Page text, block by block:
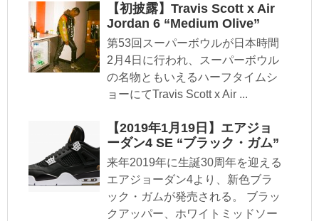
【初披露】Travis Scott x Air
Jordan 6 “Medium Olive”
第53回スーパーボウルが日本時間
2月4日に行われ、スーパーボウル
の名物ともいえるハーフタイムシ
ョーにてTravis Scott x Air ...
【2019年1月19日】エアジョ
ーダン4 SE “ブラック・ガム”
来年2019年に生誕30周年を迎える
エアジョーダン4より、新色ブラ
ック・ガムが発売される。 ブラッ
クアッパー、ホワイトミッドソー